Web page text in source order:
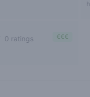
0 ratings €€€